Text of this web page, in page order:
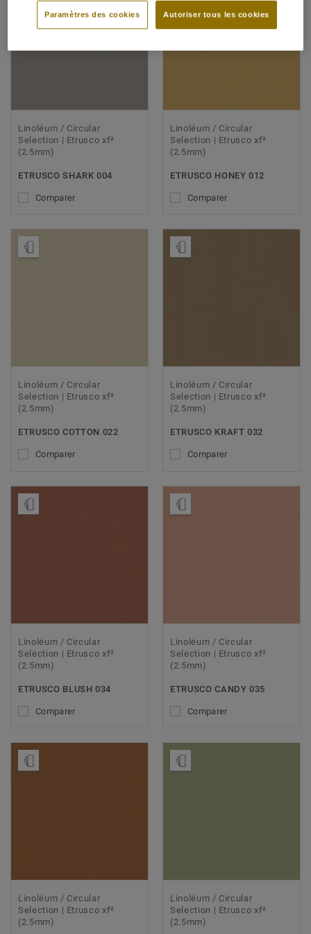
Linoléum / Circular
Selection | Etrusco xf²
(2.5mm)
ETRUSCO SHARK 004
Comparer
Linoléum / Circular
Selection | Etrusco xf²
(2.5mm)
ETRUSCO HONEY 012
Comparer
Linoléum / Circular
Selection | Etrusco xf²
(2.5mm)
ETRUSCO COTTON 022
Comparer
Linoléum / Circular
Selection | Etrusco xf²
(2.5mm)
ETRUSCO KRAFT 032
Comparer
Linoléum / Circular
Selection | Etrusco xf²
(2.5mm)
ETRUSCO BLUSH 034
Comparer
Linoléum / Circular
Selection | Etrusco xf²
(2.5mm)
ETRUSCO CANDY 035
Comparer
Linoléum / Circular
Selection | Etrusco xf²
(2.5mm)
Linoléum / Circular
Selection | Etrusco xf²
(2.5mm)
Autoriser tous les cookies
Paramètres des cookies